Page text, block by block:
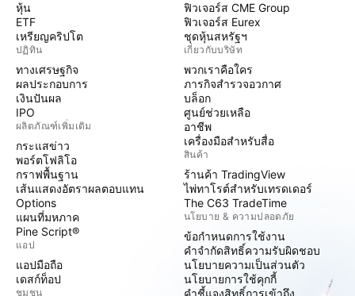
หุ้น
ETF
เหรียญคริปโต
ปฏิทิน
ทางเศรษฐกิจ
ผลประกอบการ
เงินปันผล
IPO
ผลิตภัณฑ์เพิ่มเติม
กระแสข่าว
พอร์ตโฟลิโอ
กราฟพื้นฐาน
เส้นแสดงอัตราผลตอบแทน
Options
แผนที่มหภาค
Pine Script®
แอป
แอปมือถือ
เดสก์ท็อป
ชุมชน
ฟิวเจอร์ส CME Group
ฟิวเจอร์ส Eurex
ชุดหุ้นสหรัฐฯ
เกี่ยวกับบริษัท
พวกเราคือใคร
ภารกิจสำรวจอวกาศ
บล็อก
ศูนย์ช่วยเหลือ
อาชีพ
เครื่องมือสำหรับสื่อ
สินค้า
ร้านค้า TradingView
ไพ่ทาโรต์สำหรับเทรดเดอร์
The C63 TradeTime
นโยบาย & ความปลอดภัย
ข้อกำหนดการใช้งาน
คำจำกัดสิทธิ์ความรับผิดชอบ
นโยบายความเป็นส่วนตัว
นโยบายการใช้คุกกี้
คำชี้แจงสิทธิ์การเข้าถึง